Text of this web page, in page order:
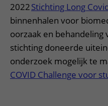
2022Stichting Long
binnenhalen voor
oorzaak en behandeling
stichting doneerde
onderzoek mogelijk te
COVID Challenge voor